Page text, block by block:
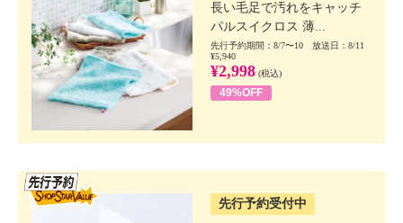
長い毛足で汚れをキャッチ
パルスイクロス 薄...
先行予約期間：8/7〜10 放送日：8/11
¥5,940
¥2,998 (税込)
49%OFF
先行予約受付中